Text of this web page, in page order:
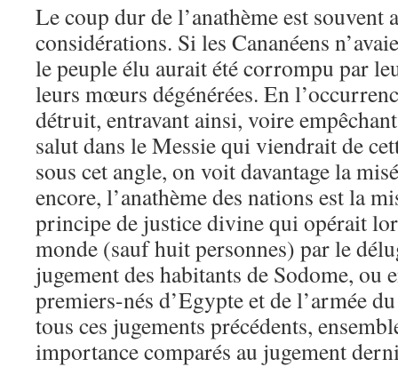
Le coup dur de l’anathème est souvent
considérations. Si les Cananéens
le peuple élu aurait été corrompu par
leurs mœurs dégénérées. En
détruit, entravant ainsi, voire
salut dans le Messie qui viendrait de
sous cet angle, on voit davantage la
encore, l’anathème des nations est la
principe de justice divine qui opérait
monde (sauf huit personnes) par le
jugement des habitants de Sodome, ou
premiers-nés d’Egypte et de l’armée
tous ces jugements précédents,
importance comparés au jugement